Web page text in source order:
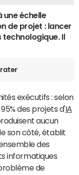
une échelle
de projet : lancer
Il
rater
exécutifs : selon
des projets d'IA
aucun
son côté, établit
des
informatiques
de